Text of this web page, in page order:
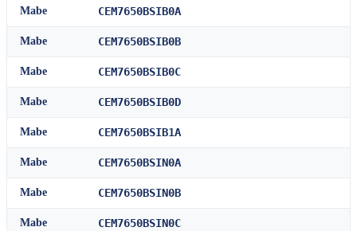
Mabe CEM7650BSIB0A
Mabe CEM7650BSIB0B
Mabe CEM7650BSIB0C
Mabe CEM7650BSIB0D
Mabe CEM7650BSIB1A
Mabe CEM7650BSIN0A
Mabe CEM7650BSIN0B
Mabe CEM7650BSIN0C